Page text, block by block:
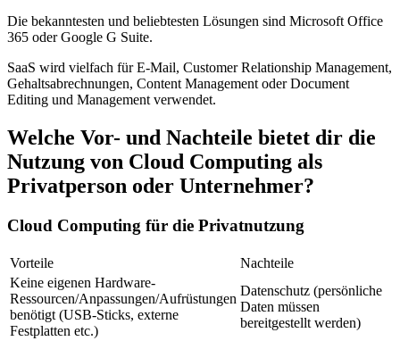
Die bekanntesten und beliebtesten Lösungen sind Microsoft Office
365 oder Google G Suite.
SaaS wird vielfach für E-Mail, Customer Relationship Management,
Gehaltsabrechnungen, Content Management oder Document
Editing und Management verwendet.
Welche Vor- und Nachteile bietet dir die
Nutzung von Cloud Computing als
Privatperson oder Unternehmer?
Cloud Computing für die Privatnutzung
Vorteile
Nachteile
Keine eigenen Hardware-
Ressourcen/Anpassungen/Aufrüstungen
benötigt (USB-Sticks, externe
Festplatten etc.)
Datenschutz (persönliche
Daten müssen
bereitgestellt werden)